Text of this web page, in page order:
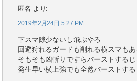
匿名 より:
2019年2月24日 5:27 PM
下スマ隙少ないし飛ぶやろ
回避狩れるガードも削れる横スマもあ
そもそも凶斬りですらバーストする
発生早い横上強でも全然バーストする